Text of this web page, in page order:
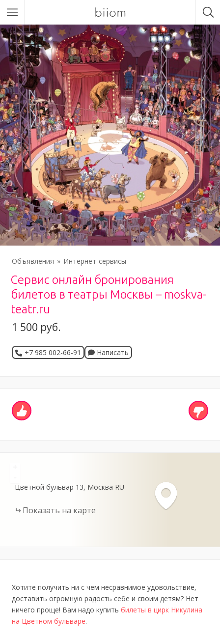
biiom
Объявления Интернет-сервисы
Сервис онлайн бронирования
билетов в театры Москвы – moskva-
teatr.ru
1 500 руб.
+7 985 002-66-91 Написать
Цветной бульвар 13 Москва RU
Показать на карте
Хотите получить ни с чем несравнимое удовольствие,
доставить огромную радость себе и своим детям? Нет
ничего проще! Вам надо купить билеты в цирк Никулина
на Цветном бульваре.